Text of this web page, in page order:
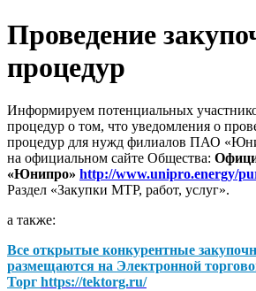
Проведение
процедур
Информируем потенциальных
процедур о том, что уведомления о
процедур для нужд филиалов ПАО
на официальном сайте Общества:
«Юнипро» http://www.unipro.energy/
Раздел «Закупки МТР, работ, услуг».
а также:
Все открытые конкурентные
размещаются на Электронной
Торг https://tektorg.ru/